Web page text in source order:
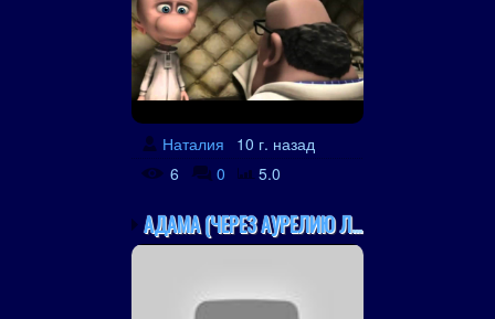
Наталия
10 г. назад
6
0 5.0
АДАМА (ЧЕРЕЗ АУРЕЛИЮ Л....